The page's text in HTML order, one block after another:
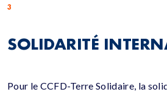
3
SOLIDARITÉ
Pour le CCFD-Terre Solidaire, la